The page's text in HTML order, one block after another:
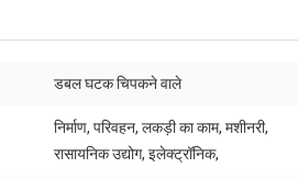
डबल घटक चिपकने वाले
निर्माण, परिवहन, लकड़ी का काम, मशीनरी,
रासायनिक उद्योग, इलेक्ट्रॉनिक,